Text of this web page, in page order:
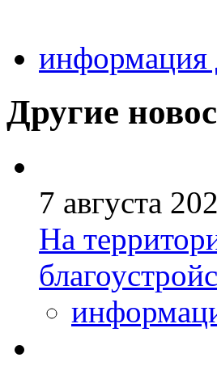
информация
Другие
7 августа
На